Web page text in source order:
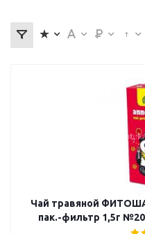
Чай травяной
пак.-фильтр 1,5г